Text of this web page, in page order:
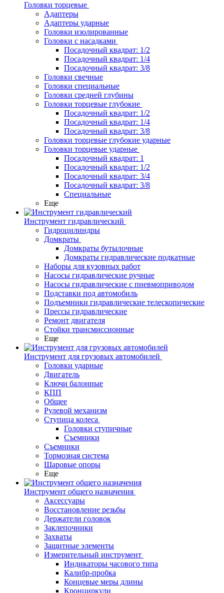
Головки торцевые
Адаптеры
Адаптеры ударные
Головки изолированные
Головки с насадками
Посадочный квадрат: 1/2
Посадочный квадрат: 1/4
Посадочный квадрат: 3/8
Головки свечные
Головки специальные
Головки средней глубины
Головки торцевые глубокие
Посадочный квадрат: 1/2
Посадочный квадрат: 1/4
Посадочный квадрат: 3/8
Головки торцевые глубокие ударные
Головки торцевые ударные
Посадочный квадрат: 1
Посадочный квадрат: 1/2
Посадочный квадрат: 3/4
Посадочный квадрат: 3/8
Специальные
Еще
Инструмент гидравлический
Гидроцилиндры
Домкраты
Домкраты бутылочные
Домкраты гидравлические подкатные
Наборы для кузовных работ
Насосы гидравлические ручные
Насосы гидравлические с пневмоприводом
Подставки под автомобиль
Подъемники гидравлические телескопические
Прессы гидравлические
Ремонт двигателя
Стойки трансмиссионные
Еще
Инструмент для грузовых автомобилей
Головки ударные
Двигатель
Ключи балонные
КПП
Общее
Рулевой механизм
Ступица колеса
Головки ступичные
Съемники
Съемники
Тормозная система
Шаровые опоры
Еще
Инструмент общего назначения
Аксессуары
Восстановление резьбы
Держатели головок
Заклепочники
Захваты
Защитные элементы
Измерительный инструмент
Индикаторы часового типа
Калибр-пробка
Концевые меры длины
Кронциркули